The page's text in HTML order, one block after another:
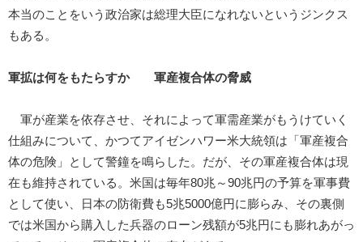
本当のことをいう政治家は総理大臣になれないというジンクス
もある。
軍拡は何をもたらすか 軍産複合体の脅威
軍が産業を依存させ、それによって軍需産業がもうけていく
仕組みについて、かつてアイゼンハワー米大統領は「軍産複合
体の危険」として警鐘を鳴らした。だが、その軍産複合体は現
在も維持されている。米国は毎年80兆～90兆円の予算を軍事費
として使い、日本の防衛費も5兆5000億円に膨らみ、その裏側
では米国から購入した兵器のローン残額が5兆円にも膨れあがっ